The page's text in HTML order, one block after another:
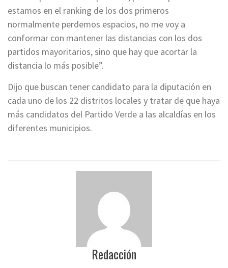
estamos en el ranking de los dos primeros
normalmente perdemos espacios, no me voy a
conformar con mantener las distancias con los dos
partidos mayoritarios, sino que hay que acortar la
distancia lo más posible”.
Dijo que buscan tener candidato para la diputación en
cada uno de los 22 distritos locales y tratar de que haya
más candidatos del Partido Verde a las alcaldías en los
diferentes municipios.
Redacción